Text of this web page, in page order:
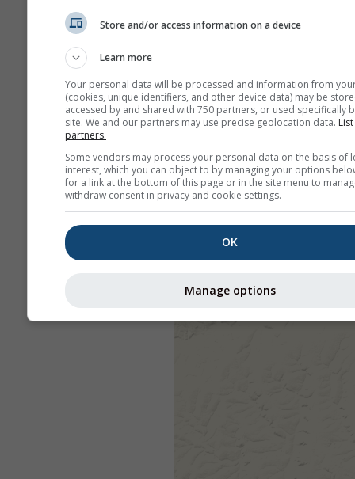
Store and/or access information on a device
Learn more
Your personal data will be processed and information from
(cookies, unique identifiers, and other device data) may be
accessed by and shared with 750 partners, or used specifically
site. We and our partners may use precise geolocation data.
partners.
Some vendors may process your personal data on the basis of
interest, which you can object to by managing your options
for a link at the bottom of this page or in the site menu to
withdraw consent in privacy and cookie settings.
OK
Manage options